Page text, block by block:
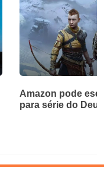
Amazon pode
para série do